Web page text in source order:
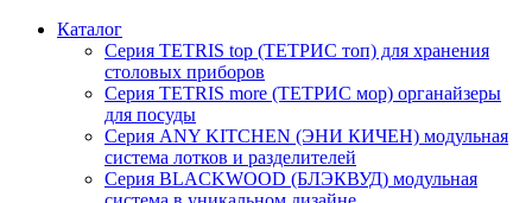
Каталог
Серия TETRIS top (ТЕТРИС топ) для хранения
столовых приборов
Серия TETRIS more (ТЕТРИС мор) органайзеры
для посуды
Серия ANY KITCHEN (ЭНИ КИЧЕН) модульная
система лотков и разделителей
Серия BLACKWOOD (БЛЭКВУД) модульная